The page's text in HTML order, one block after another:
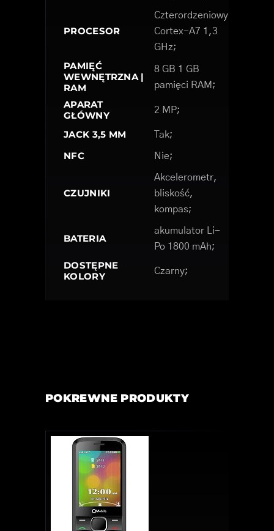
PROCESOR
Czterordzeniowy
Cortex-A7 1,3
GHz;
PAMIĘĆ
WEWNĘTRZNA |
RAM
8 GB 1 GB
pamięci RAM;
APARAT
GŁÓWNY
2 MP;
JACK 3,5 MM Tak;
NFC Nie;
CZUJNIKI
Akcelerometr,
bliskość,
kompas;
BATERIA
akumulator Li-
Po 1800 mAh;
DOSTĘPNE
KOLORY
Czarny;
POKREWNE PRODUKTY